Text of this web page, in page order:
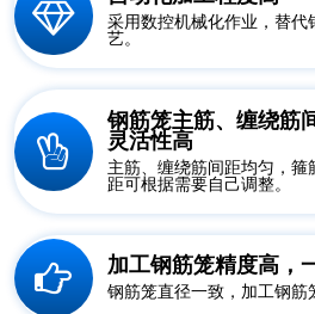
采用数控机械化作业，替代
艺。
钢筋笼主筋、缠绕筋
灵活性高
主筋、缠绕筋间距均匀，
距可根据需要自己调整。
加工钢筋笼精度高，
钢筋笼直径一致，加工钢筋